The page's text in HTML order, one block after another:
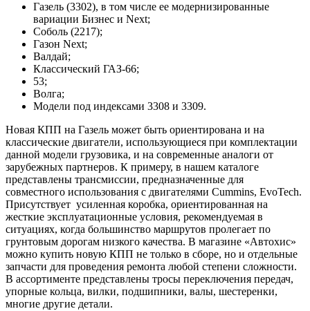
Газель (3302), в том числе ее модернизированные
вариации Бизнес и Next;
Соболь (2217);
Газон Next;
Валдай;
Классический ГАЗ-66;
53;
Волга;
Модели под индексами 3308 и 3309.
Новая КПП на Газель может быть ориентирована и на
классические двигатели, использующиеся при комплектации
данной модели грузовика, и на современные аналоги от
зарубежных партнеров. К примеру, в нашем каталоге
представлены трансмиссии, предназначенные для
совместного использования с двигателями Cummins, EvoTech.
Присутствует усиленная коробка, ориентированная на
жесткие эксплуатационные условия, рекомендуемая в
ситуациях, когда большинство маршрутов пролегает по
грунтовым дорогам низкого качества. В магазине «Автохис»
можно купить новую КПП не только в сборе, но и отдельные
запчасти для проведения ремонта любой степени сложности.
В ассортименте представлены тросы переключения передач,
упорные кольца, вилки, подшипники, валы, шестеренки,
многие другие детали.